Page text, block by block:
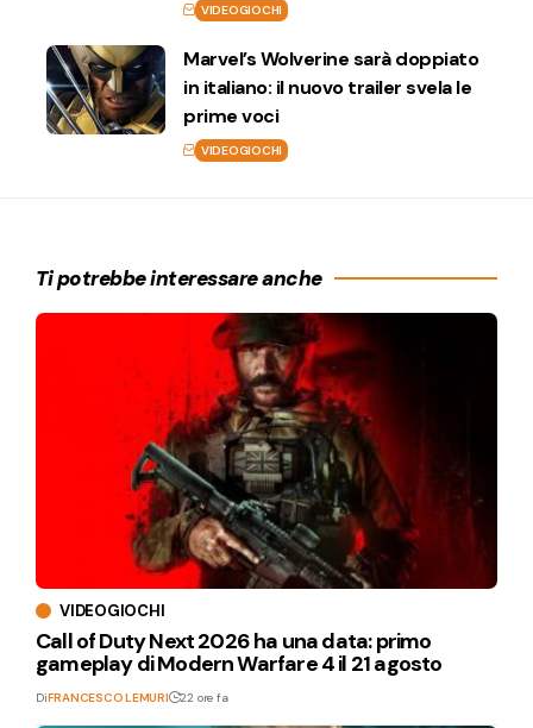
VIDEOGIOCHI
Marvel’s Wolverine sarà doppiato
in italiano: il nuovo trailer svela le
prime voci
VIDEOGIOCHI
Ti potrebbe interessare anche
VIDEOGIOCHI
Call of Duty Next 2026 ha una data: primo
gameplay di Modern Warfare 4 il 21 agosto
DiFRANCESCO LEMURI 22 ore fa